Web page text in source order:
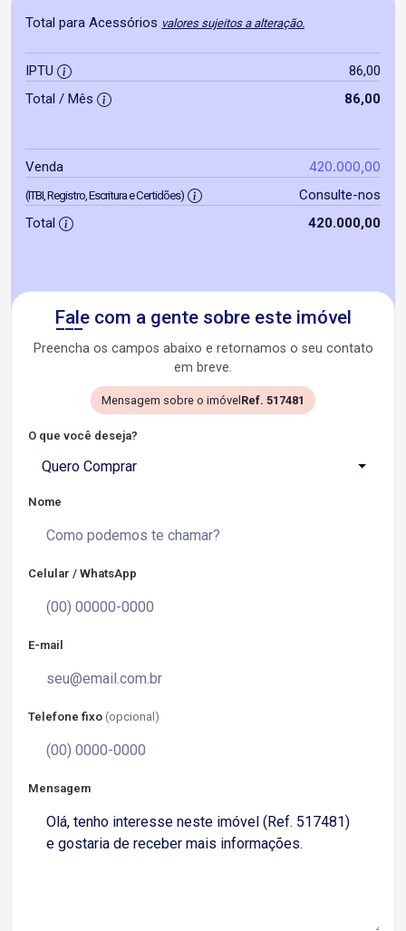
Total para Acessórios valores sujeitos a alteração.
IPTU
86,00
Total / Mês
86,00
Venda 420.000,00
(ITBI, Registro, Escritura e Certidões)
Consulte-nos
Total
420.000,00
Fale com a gente sobre este imóvel
Preencha os campos abaixo e retornamos o seu contato
em breve.
Mensagem sobre o imóvel Ref. 517481
O que você deseja?
Quero Comprar
Nome
Celular / WhatsApp
E-mail
Telefone fixo (opcional)
Mensagem